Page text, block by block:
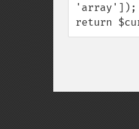
'array']);
return